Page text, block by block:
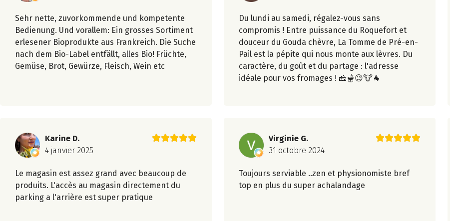
Sehr nette, zuvorkommende und kompetente
Bedienung. Und vorallem: Ein grosses Sortiment
erlesener Bioprodukte aus Frankreich. Die Suche
nach dem Bio-Label entfällt, alles Bio! Früchte,
Gemüse, Brot, Gewürze, Fleisch, Wein etc
Du lundi au samedi, régalez-vous sans
compromis ! Entre puissance du Roquefort et
douceur du Gouda chèvre, La Tomme de Pré-en-
Pail est la pépite qui nous monte aux lèvres. Du
caractère, du goût et du partage : l'adresse
idéale pour vos fromages ! 🧀🫕😉🐮🐐
Karine D.
4 janvier 2025
Le magasin est assez grand avec beaucoup de
produits. L'accès au magasin directement du
parking a l'arrière est super pratique
Virginie G.
31 octobre 2024
Toujours serviable ..zen et physionomiste bref
top en plus du super achalandage